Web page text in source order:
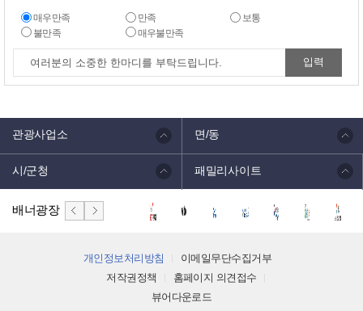
매우만족 만족
보통
불만족
매우불만족
관광사업소 면/동
시/군청 패밀리사이트
배너광장
개인정보처리방침
이메일무단수집거부
저작권정책
홈페이지 의견접수
뷰어다운로드